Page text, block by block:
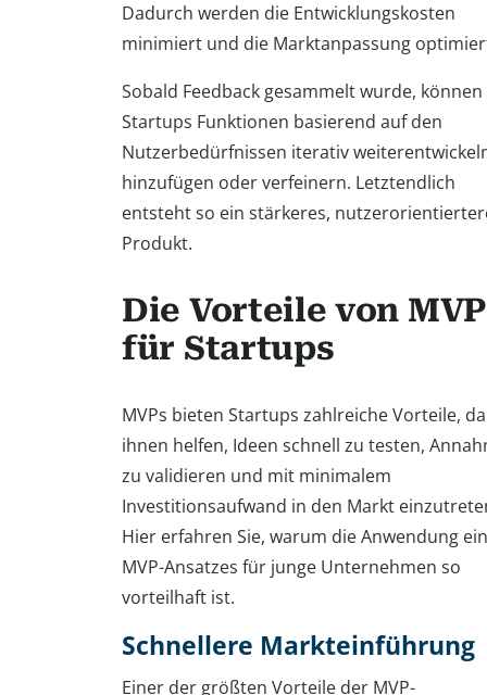
Dadurch werden die Entwicklungskosten
minimiert und die Marktanpassung
Sobald Feedback gesammelt wurde, können
Startups Funktionen basierend auf den
Nutzerbedürfnissen iterativ
hinzufügen oder verfeinern. Letztendlich
entsteht so ein stärkeres,
Produkt.
Die Vorteile von MVP
für Startups
MVPs bieten Startups zahlreiche Vorteile,
ihnen helfen, Ideen schnell zu testen,
zu validieren und mit minimalem
Investitionsaufwand in den Markt
Hier erfahren Sie, warum die Anwendung
MVP-Ansatzes für junge Unternehmen so
vorteilhaft ist.
Schnellere Markteinführung
Einer der größten Vorteile der MVP-